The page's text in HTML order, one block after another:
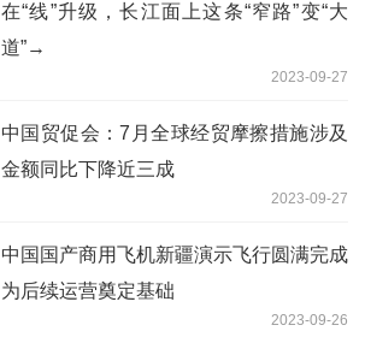
在“线”升级，长江面上这条“窄路”变“大
道”→
2023-09-27
中国贸促会：7月全球经贸摩擦措施涉及
金额同比下降近三成
2023-09-27
中国国产商用飞机新疆演示飞行圆满完成
为后续运营奠定基础
2023-09-26